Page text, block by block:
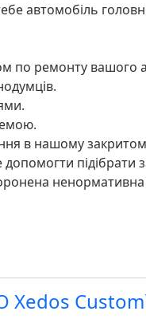
автомобіль
по ремонту вашого
в нашому
підібрати
ненормативна
Xedos